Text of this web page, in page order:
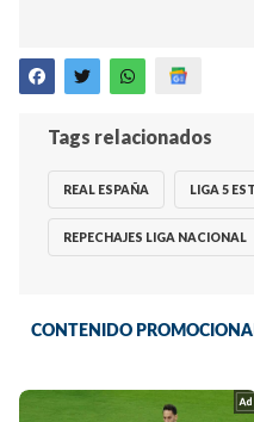
Tags relacionados
REAL ESPAÑA LIGA 5
REPECHAJES LIGA NACIONAL